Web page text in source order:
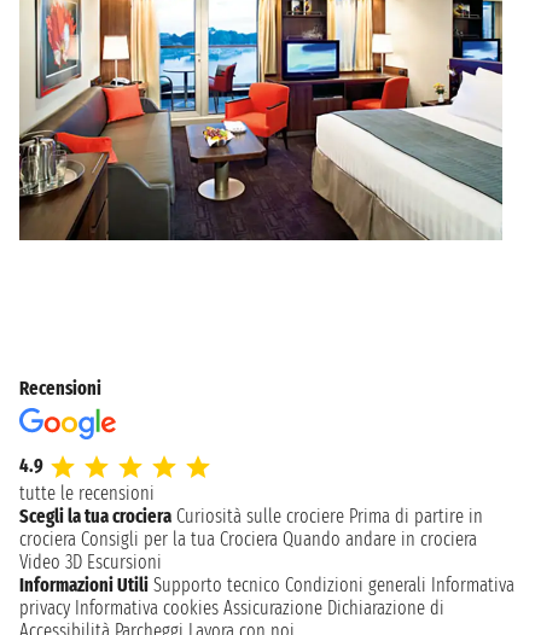
Recensioni
4.9
tutte le recensioni
Scegli la tua crociera Curiosità sulle crociere Prima di partire in
crociera Consigli per la tua Crociera Quando andare in crociera
Video 3D Escursioni
Informazioni Utili Supporto tecnico Condizioni generali Informativa
privacy Informativa cookies Assicurazione Dichiarazione di